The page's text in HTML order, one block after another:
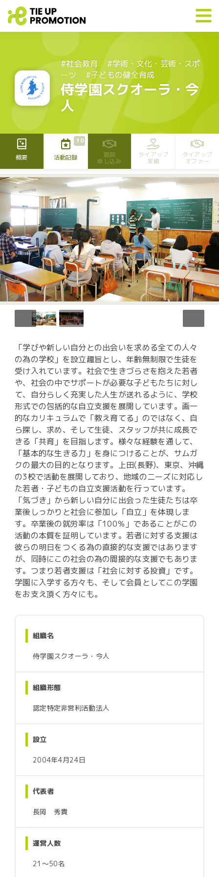
#社会教育
#学術・文化・芸術・スポ
ーツ
#子どもの健全育成
侍学園スクオーラ・今
人
概要
109
活動記録
面談
申し込み
タイアップ
実績
タイアップ
オファー
「学びや新しい自分との出会いを求める全ての人々
の為の学校」を設立趣旨とし、年齢無制限で生徒を
受け入れています。社会で生きづらさを抱えた若者
や、社会の中でサポートが必要な子どもたちに対し
て、自分らしく充実した人生が送れるように、学校
形式での包括的な自立支援を展開しています。画一
的なカリキュラムで「教え育てる」のではなく、自
ら探し、求め、そして生徒、スタッフが共に成長で
きる「共育」を目指します。様々な経験を通して、
「基本的な生きる力」を身につけることが、サムガ
クの最大の目的となります。上田(長野)、東京、沖縄
の3校で活動を展開しており、地域のニーズに対応し
た若者・子どもの自立支援活動を行っています。
「気づき」から新しい自分に出会った生徒たちは卒
業後しっかりと社会に参加し「自立」を体現しま
す。卒業後の就労率は「100％」であることがこの
活動の本質を証明しています。若者に対する支援は
彼らの明日をつくる為の直接的な支援ではあります
が、同時にこの社会の為の間接的な支援でもありま
す。つまり若者支援は「社会に対する投資」です。
学園に入学する方々も、そして会員としてこの学園
をお支え頂く方々にも。
組織名
侍学園スクオーラ・今人
組織形態
認定特定非営利活動法人
設立
2004年4月24日
代表者
長岡 秀貴
運営人数
21〜50名